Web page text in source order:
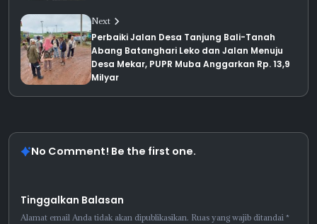
Next
Perbaiki Jalan Desa Tanjung Bali-Tanah
Abang Batanghari Leko dan Jalan Menuju
Desa Mekar, PUPR Muba Anggarkan Rp. 13,9
Milyar
No Comment! Be the first one.
Tinggalkan Balasan
Alamat email Anda tidak akan dipublikasikan. Ruas yang wajib ditandai *